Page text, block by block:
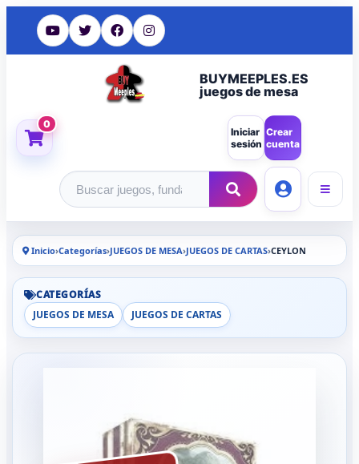
BUYMEEPLES.ES
juegos de mesa
0
Iniciar
sesión
Crear
cuenta
Buscar productos
Inicio›Categorías›JUEGOS DE MESA›JUEGOS DE CARTAS›CEYLON
CATEGORÍAS
JUEGOS DE MESA
JUEGOS DE CARTAS